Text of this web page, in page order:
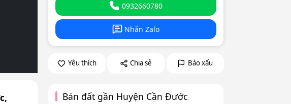
0932660780
Nhắn Zalo
Yêu thích Chia sẻ Báo xấu
Bán đất gần Huyện Cần Đước